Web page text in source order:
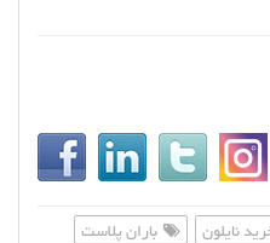
نایلون باران پلاست